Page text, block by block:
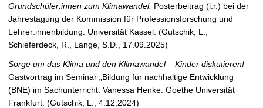
Grundschüler:innen zum Klimawandel. Posterbeitrag (i.r.) bei der
Jahrestagung der Kommission für Professionsforschung und
Lehrer:innenbildung. Universität Kassel. (Gutschik, L.;
Schieferdeck, R., Lange, S.D., 17.09.2025)
Sorge um das Klima und den Klimawandel – Kinder diskutieren!
Gastvortrag im Seminar „Bildung für nachhaltige Entwicklung
(BNE) im Sachunterricht. Vanessa Henke. Goethe Universität
Frankfurt. (Gutschik, L., 4.12.2024)